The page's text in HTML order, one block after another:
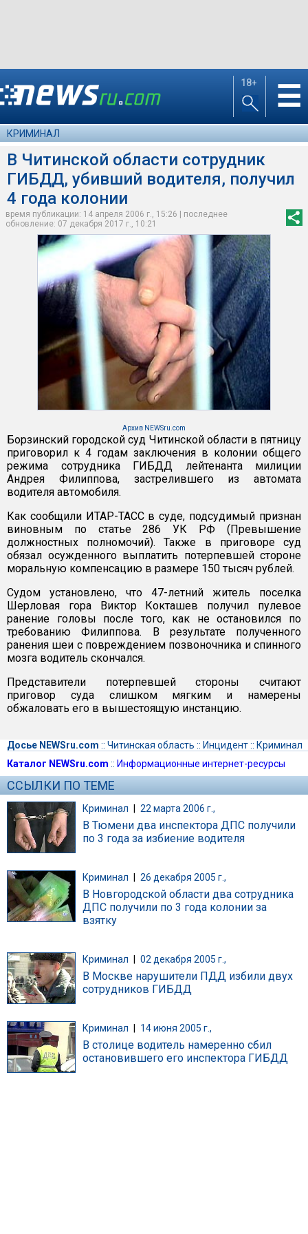
18+ ☰
КРИМИНАЛ
В Читинской области сотрудник
ГИБДД, убивший водителя, получил
4 года колонии
время публикации: 14 апреля 2006 г., 15:26 | последнее
обновление: 07 декабря 2017 г., 10:21
Архив NEWSru.com
Борзинский городской суд Читинской области в пятницу
приговорил к 4 годам заключения в колонии общего
режима сотрудника ГИБДД лейтенанта милиции
Андрея Филиппова, застрелившего из автомата
водителя автомобиля.
Как сообщили ИТАР-ТАСС в суде, подсудимый признан
виновным по статье 286 УК РФ (Превышение
должностных полномочий). Также в приговоре суд
обязал осужденного выплатить потерпевшей стороне
моральную компенсацию в размере 150 тысяч рублей.
Судом установлено, что 47-летний житель поселка
Шерловая гора Виктор Кокташев получил пулевое
ранение головы после того, как не остановился по
требованию Филиппова. В результате полученного
ранения шеи с повреждением позвоночника и спинного
мозга водитель скончался.
Представители потерпевшей стороны считают
приговор суда слишком мягким и намерены
обжаловать его в вышестоящую инстанцию.
Досье NEWSru.com :: Читинская область :: Инцидент:: Криминал
Каталог NEWSru.com :: Информационные интернет-ресурсы
ССЫЛКИ ПО ТЕМЕ
Криминал | 22 марта 2006 г.,
В Тюмени два инспектора ДПС получили
по 3 года за избиение водителя
Криминал 26 декабря 2005 г.,
В Новгородской области два сотрудника
ДПС получили по 3 года колонии за
взятку
Криминал 02 декабря 2005 г.,
В Москве нарушители ПДД избили двух
сотрудников ГИБДД
Криминал 14 июня 2005 г.,
В столице водитель намеренно сбил
остановившего его инспектора ГИБДД